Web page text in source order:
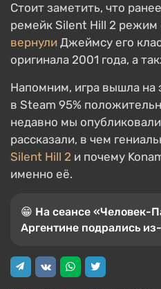
Стоит заметить, что
ремейк Silent Hill 2 режим
вернули Джеймсу его
оригинала 2001 года, а
Напомним, игра вышла на
в Steam 95%
недавно мы опубликовали
рассказали, в чем
Silent Hill 2 и почему
именно её.
😁 На сеансе «Человек-
Аргентине подрались